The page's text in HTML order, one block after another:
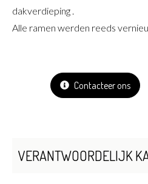
dakverdieping .
Alle ramen werden reeds
Contacteer ons
VERANTWOORDELIJK